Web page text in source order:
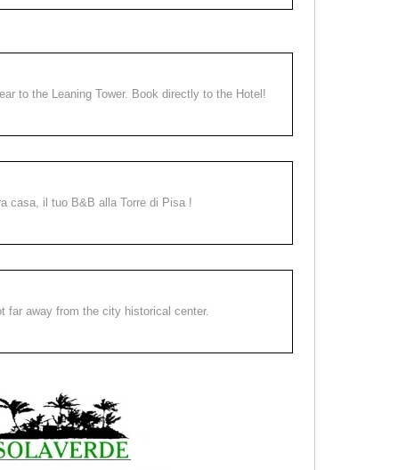
to the Leaning Tower. Book directly to the Hotel!
casa, il tuo B&B alla Torre di Pisa !
far away from the city historical center.